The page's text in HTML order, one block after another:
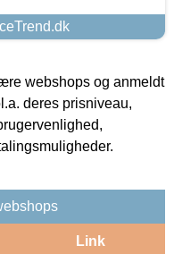
webshops og anmeldt
deres prisniveau,
Link